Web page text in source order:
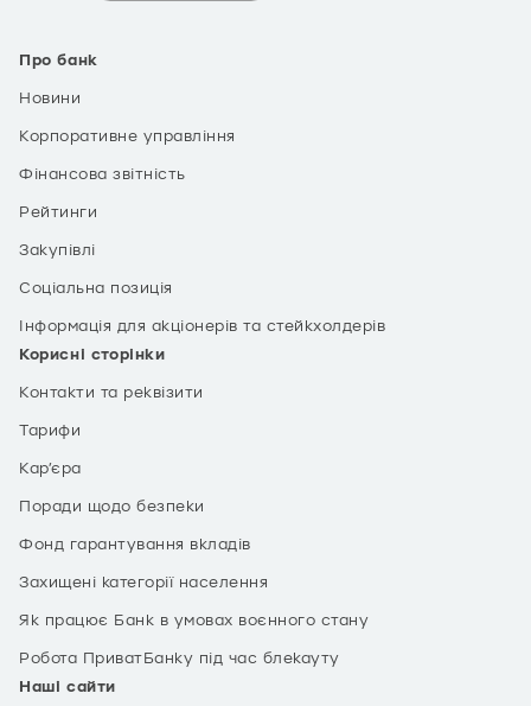
Про банк
Новини
Корпоративне управління
Фінансова звітність
Рейтинги
Закупівлі
Соціальна позиція
Інформація для акціонерів та стейкхолдерів
Корисні сторінки
Контакти та реквізити
Тарифи
Кар’єра
Поради щодо безпеки
Фонд гарантування вкладів
Захищені категорії населення
Як працює Банк в умовах воєнного стану
Робота ПриватБанку під час блекауту
Наші сайти